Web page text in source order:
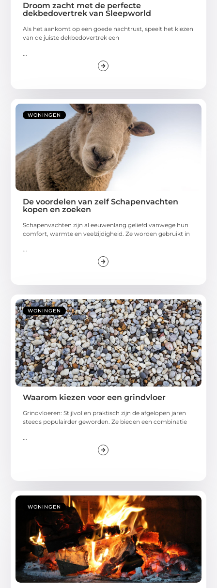
Droom zacht met de perfecte
dekbedovertrek van Sleepworld
Als het aankomt op een goede nachtrust, speelt het kiezen
van de juiste dekbedovertrek een
WONINGEN
De voordelen van zelf Schapenvachten
kopen en zoeken
Schapenvachten zijn al eeuwenlang geliefd vanwege hun
comfort, warmte en veelzijdigheid. Ze worden gebruikt in
...
WONINGEN
Waarom kiezen voor een grindvloer
Grindvloeren: Stijlvol en praktisch zijn de afgelopen jaren
steeds populairder geworden. Ze bieden een combinatie
WONINGEN